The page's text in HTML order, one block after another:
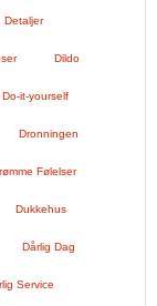
Detaljer
Dildo
Do-it-yourself
Dronningen
Følelser
Dukkehus
Dårlig Dag
Service